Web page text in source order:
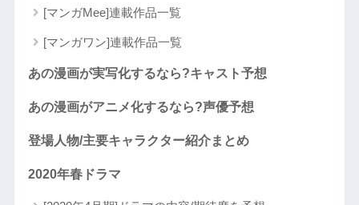
[マンガMee]連載作品一覧
[マンガワン]連載作品一覧
あの漫画が実写化するなら?キャスト予想
あの漫画がアニメ化するなら?声優予想
登場人物/主要キャラクター紹介まとめ
2020年春ドラマ